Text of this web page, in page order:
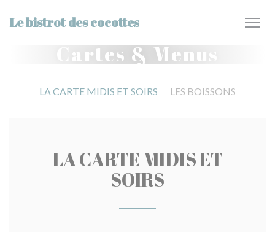
Le bistrot des cocottes
Cartes & Menus
LA CARTE MIDIS ET SOIRS LES BOISSONS
LA CARTE MIDIS ET
SOIRS